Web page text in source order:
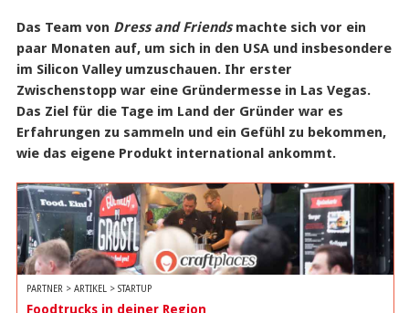
Das Team von Dress and Friendsmachte sich vor ein
paar Monaten auf, um sich in den USA und insbesondere
im Silicon Valley umzuschauen. Ihr erster
Zwischenstopp war eine Gründermesse in Las Vegas.
Das Ziel für die Tage im Land der Gründer war es
Erfahrungen zu sammeln und ein Gefühl zu bekommen,
wie das eigene Produkt international ankommt.
PARTNER > ARTIKEL > STARTUP
Foodtrucks in deiner Region